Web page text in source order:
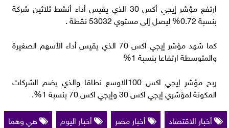
ارتفع مؤشر إيجي أكس 30 الذي يقيس أداء أنشط ثلاثين شركة
بنسبة 0.72% ليصل إلى مستوي 53032 نقطة .
كما شهد مؤشر إيجي اكس 70 الذي يقيس أداء الأسهم الصغيرة
والمتوسطة ارتفاعا بنسبة 1%
ربح مؤشر إيجي اكس 100الاوسع نطاقا والذي يضم الشركات
المكونة لمؤشري إيجي اكس 30 وإيجي اكس 70 بنسبة 1%.
أخبار الاقتصاد
أخبار مصر أخبار اليوم هي وهما